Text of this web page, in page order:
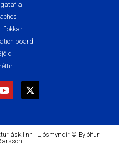
flokkar
board
áskilinn | Ljósmyndir © Eyjólfur